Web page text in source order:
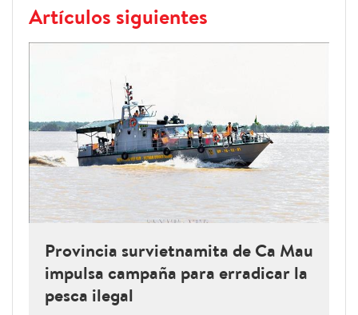
Artículos siguientes
Provincia survietnamita de Ca Mau
impulsa campaña para erradicar la
pesca ilegal